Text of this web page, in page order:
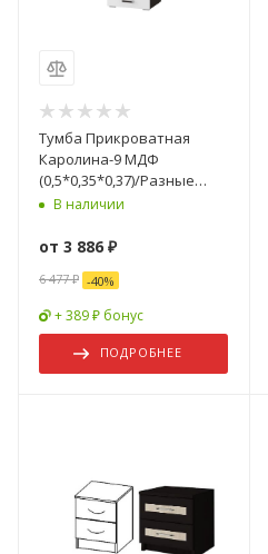
Тумба Прикроватная
Каролина-9 МДФ
(0,5*0,35*0,37)/Разные
Цвета
В наличии
от 3 886 ₽
6 477 ₽ -40%
+ 389 ₽ бонус
ПОДРОБНЕЕ